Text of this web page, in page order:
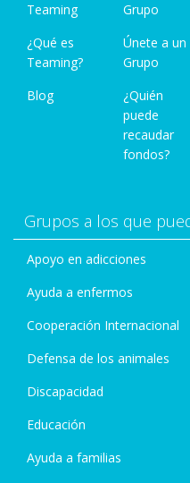
Teaming
¿Qué es
Teaming?
Blog
Grupo
Únete a un
Grupo
¿Quién
puede
recaudar
fondos?
Grupos a los que
Apoyo en adicciones
Ayuda a enfermos
Cooperación Internacional
Defensa de los animales
Discapacidad
Educación
Ayuda a familias